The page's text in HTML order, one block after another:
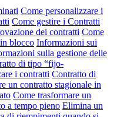
Come personalizzare i
Come gestire i Contratti
dei contratti Come
blocco Informazioni sui
sulla gestione delle
di tipo “fijo-
i contratti Contratto di
un contratto stagionale in
Come trasformare un
a tempo pieno Elimina un